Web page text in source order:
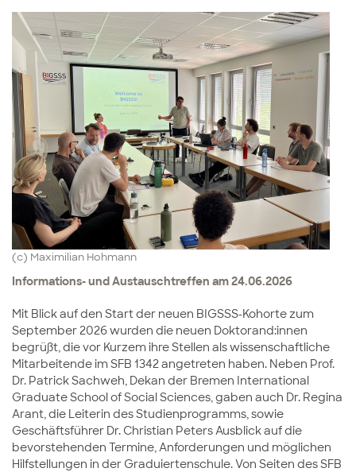
(c) Maximilian Hohmann
Informations- und Austauschtreffen am 24.06.2026
Mit Blick auf den Start der neuen BIGSSS-Kohorte zum
September 2026 wurden die neuen Doktorand:innen
begrüßt, die vor Kurzem ihre Stellen als wissenschaftliche
Mitarbeitende im SFB 1342 angetreten haben. Neben Prof.
Dr. Patrick Sachweh, Dekan der Bremen International
Graduate School of Social Sciences, gaben auch Dr. Regina
Arant, die Leiterin des Studienprogramms, sowie
Geschäftsführer Dr. Christian Peters Ausblick auf die
bevorstehenden Termine, Anforderungen und möglichen
Hilfstellungen in der Graduiertenschule. Von Seiten des SFB